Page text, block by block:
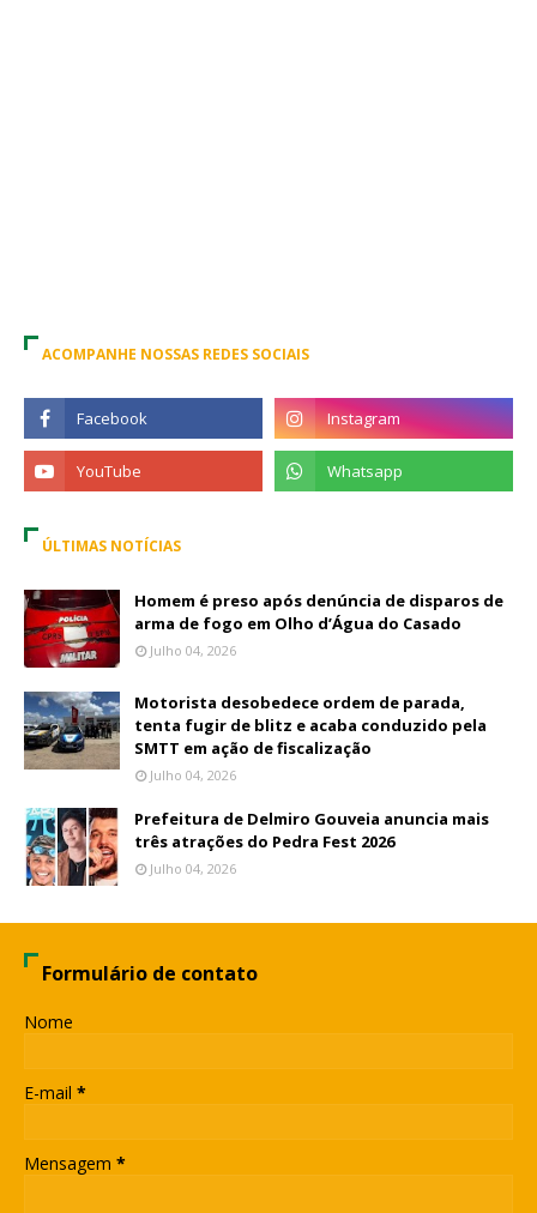
ACOMPANHE NOSSAS REDES SOCIAIS
ÚLTIMAS NOTÍCIAS
Homem é preso após denúncia de disparos de
arma de fogo em Olho d’Água do Casado
Julho 04, 2026
Motorista desobedece ordem de parada,
tenta fugir de blitz e acaba conduzido pela
SMTT em ação de fiscalização
Julho 04, 2026
Prefeitura de Delmiro Gouveia anuncia mais
três atrações do Pedra Fest 2026
Julho 04, 2026
Formulário de contato
Nome
E-mail *
Mensagem *